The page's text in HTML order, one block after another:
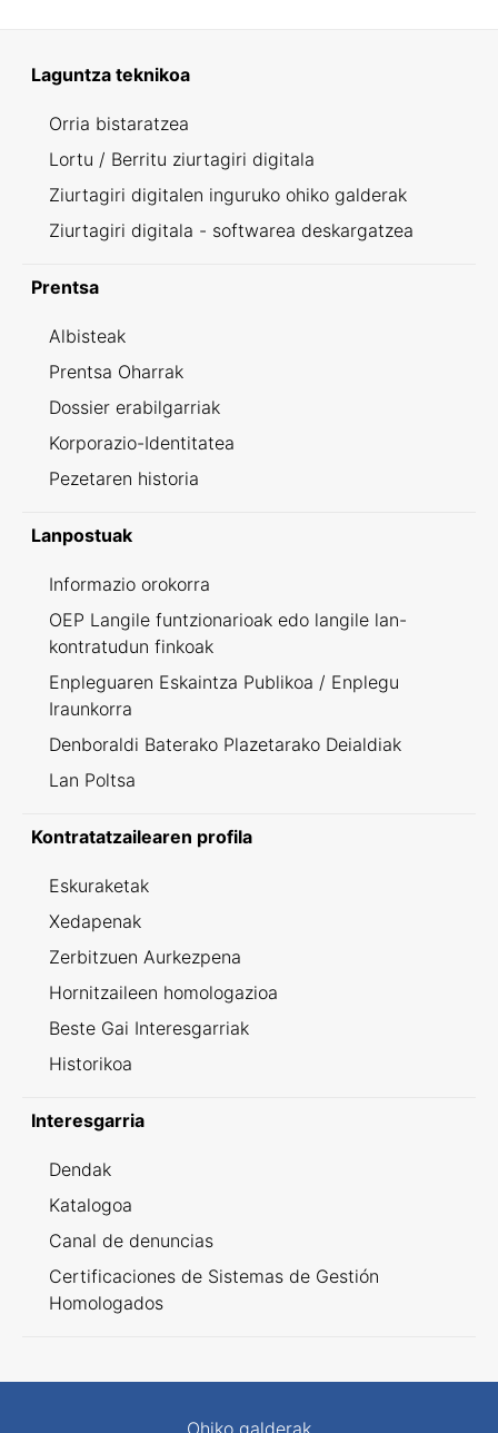
Laguntza teknikoa
Orria bistaratzea
Lortu / Berritu ziurtagiri digitala
Ziurtagiri digitalen inguruko ohiko galderak
Ziurtagiri digitala - softwarea deskargatzea
Prentsa
Albisteak
Prentsa Oharrak
Dossier erabilgarriak
Korporazio-Identitatea
Pezetaren historia
Lanpostuak
Informazio orokorra
OEP Langile funtzionarioak edo langile lan-
kontratudun finkoak
Enpleguaren Eskaintza Publikoa / Enplegu
Iraunkorra
Denboraldi Baterako Plazetarako Deialdiak
Lan Poltsa
Kontratatzailearen profila
Eskuraketak
Xedapenak
Zerbitzuen Aurkezpena
Hornitzaileen homologazioa
Beste Gai Interesgarriak
Historikoa
Interesgarria
Dendak
Katalogoa
Canal de denuncias
Certificaciones de Sistemas de Gestión
Homologados